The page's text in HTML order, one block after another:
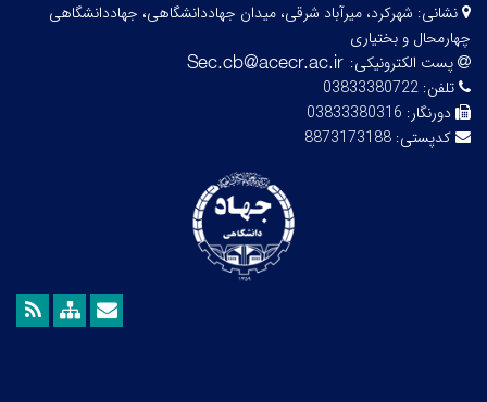
نشانی: شهرکرد، میرآباد شرقی، میدان جهاددانشگاهی، جهاددانشگاهی
چهارمحال و بختیاری
پست الکترونیکی:
تلفن: 03833380722
دورنگار: 03833380316
کدپستی: 8873173188